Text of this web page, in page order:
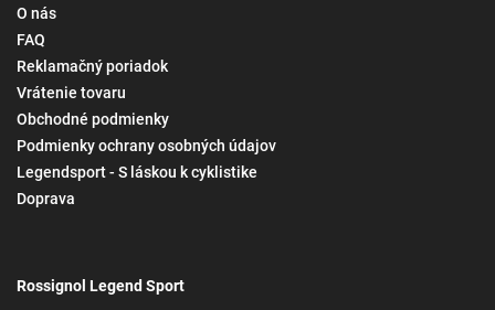
O nás
FAQ
Reklamačný poriadok
Vrátenie tovaru
Obchodné podmienky
Podmienky ochrany osobných údajov
Legendsport - S láskou k cyklistike
Doprava
Rossignol Legend Sport